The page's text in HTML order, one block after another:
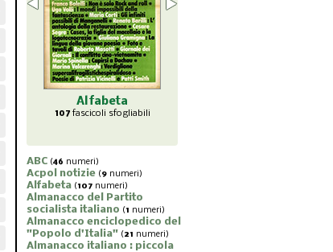
Almanacco del
1fascicoli sfogliabili
ABC (46 numeri)
Acpol notizie (9 numeri)
Alfabeta (107 numeri)
Almanacco del Partito
socialista italiano (1 numeri)
Almanacco enciclopedico del
"Popolo d'Italia" (21 numeri)
Almanacco italiano : piccola